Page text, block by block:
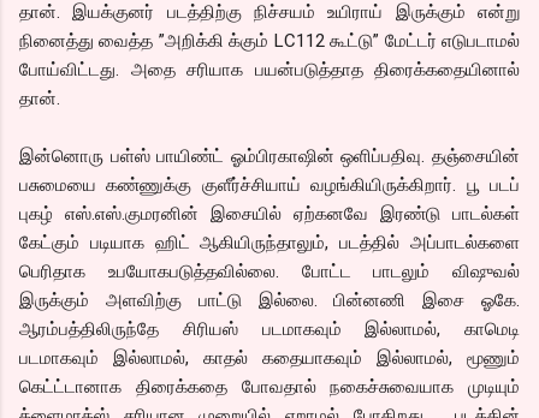
தான். இயக்குனர் படத்திற்கு நிச்சயம் உயிராய் இருக்கும் என்று
நினைத்து வைத்த ”அறிக்கி க்கும் LC112 கூட்டு” மேட்டர் எடுபடாமல்
போய்விட்டது. அதை சரியாக பயன்படுத்தாத திரைக்கதையினால்
தான்.
இன்னொரு பள்ஸ் பாயிண்ட் ஓம்பிரகாஷின் ஒளிப்பதிவு. தஞ்சையின்
பசுமையை கண்ணுக்கு குளீர்ச்சியாய் வழங்கியிருக்கிறார். பூ படப்
புகழ் எஸ்.எஸ்.குமரனின் இசையில் ஏற்கனவே இரண்டு பாடல்கள்
கேட்கும் படியாக ஹிட் ஆகியிருந்தாலும், படத்தில் அப்பாடல்களை
பெரிதாக உபயோகபடுத்தவில்லை. போட்ட பாடலும் விஷுவல்
இருக்கும் அளவிற்கு பாட்டு இல்லை. பின்னணி இசை ஓகே.
ஆரம்பத்திலிருந்தே சிரியஸ் படமாகவும் இல்லாமல், காமெடி
படமாகவும் இல்லாமல், காதல் கதையாகவும் இல்லாமல், மூணும்
கெட்ட்டானாக திரைக்கதை போவதால் நகைச்சுவையாக முடியும்